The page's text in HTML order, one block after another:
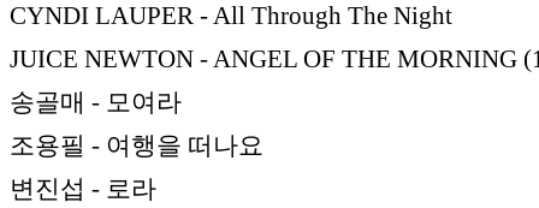
CYNDI LAUPER - All Through The Night
JUICE NEWTON - ANGEL OF THE MORNING
송골매 - 모여라
조용필 - 여행을 떠나요
변진섭 - 로라